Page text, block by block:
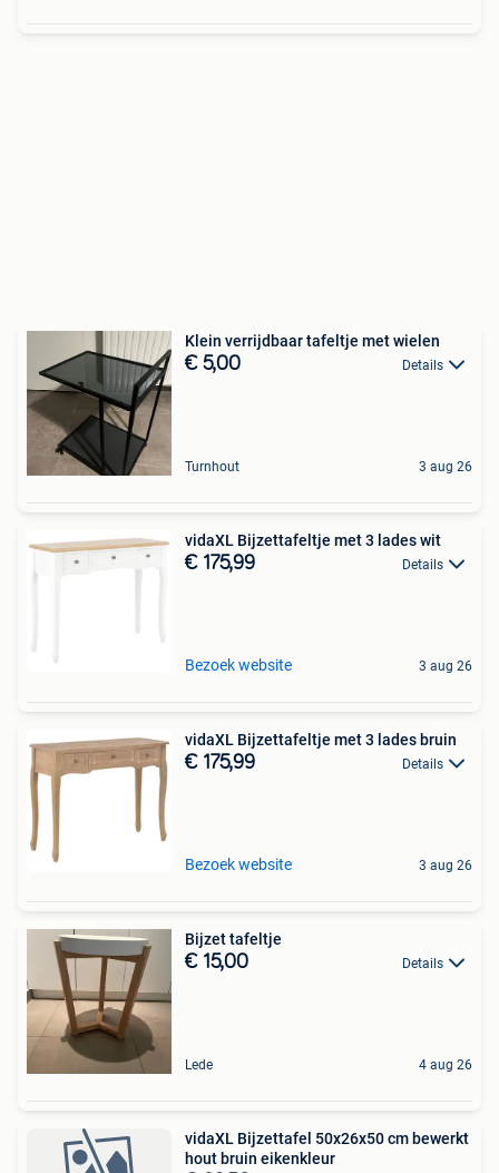
Klein verrijdbaar tafeltje met wielen
€ 5,00 Details
Turnhout 3 aug 26
vidaXL Bijzettafeltje met 3 lades wit
€ 175,99 Details
Bezoek website 3 aug 26
vidaXL Bijzettafeltje met 3 lades bruin
€ 175,99 Details
Bezoek website 3 aug 26
Bijzet tafeltje
€ 15,00 Details
Lede 4 aug 26
vidaXL Bijzettafel 50x26x50 cm bewerkt
hout bruin eikenkleur